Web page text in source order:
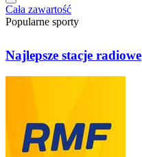
Cała zawartość
Popularne sporty
Najlepsze stacje radiowe